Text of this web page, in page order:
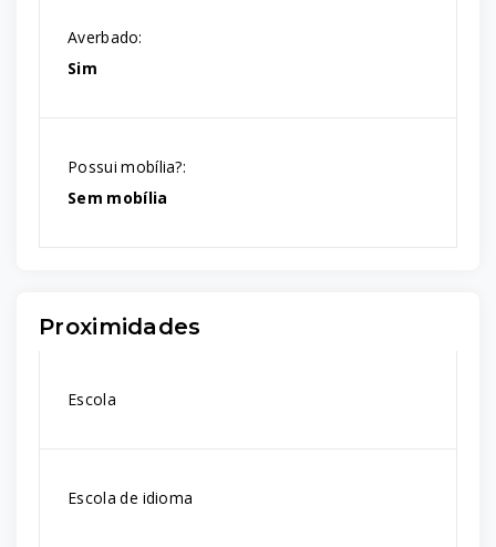
Averbado:
Sim
Possui mobília?:
Sem mobília
Proximidades
Escola
Escola de idioma